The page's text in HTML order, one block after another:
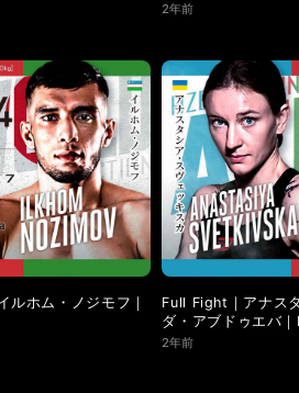
2年前
ホム・ノジモフ｜
Full Fight｜アナス
ダ・アブドゥエバ
2年前